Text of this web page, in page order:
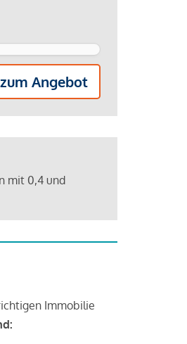
zum Angebot
mit 0,4 und
Immobilie